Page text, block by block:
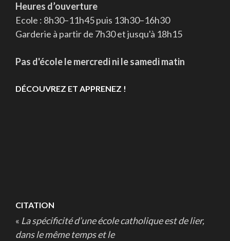
Heures d’ouverture
Ecole : 8h30–11h45 puis 13h30–16h30
Garderie à partir de 7h30 et jusqu'à 18h15
Pas d'école le mercredi ni le samedi matin
DÉCOUVREZ ET APPRENEZ !
CITATION
« La spécificité d’une école catholique est de lier,
dans le même temps et le